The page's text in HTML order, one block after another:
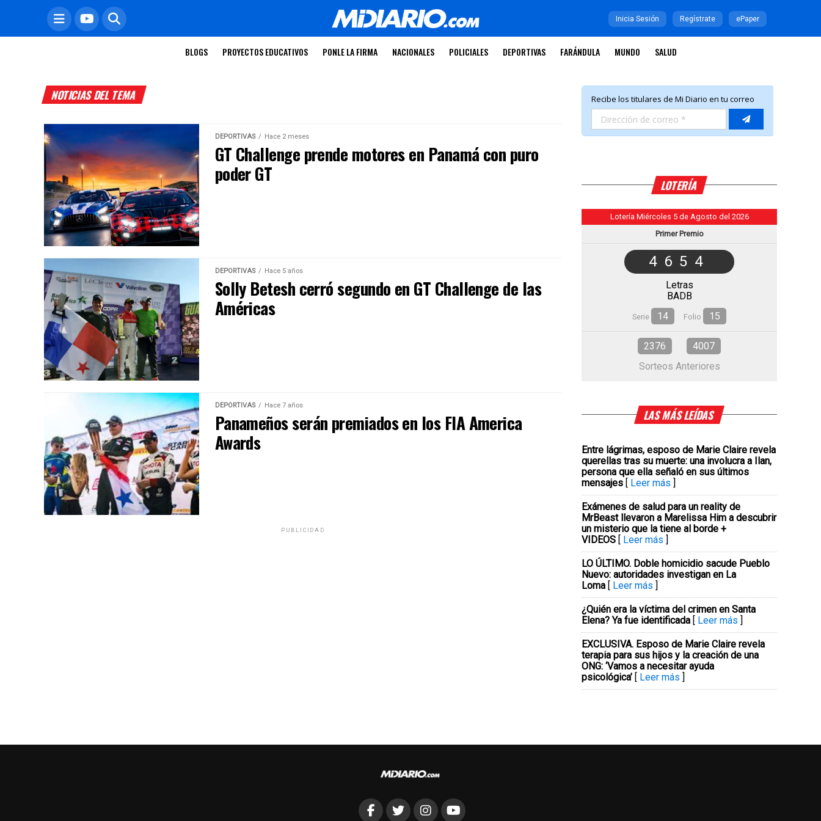
Inicia Sesión Regístrate ePaper
BLOGS PROYECTOS EDUCATIVOS PONLE LA FIRMA NACIONALES POLICIALES DEPORTIVAS FARÁNDULA MUNDO SALUD
NOTICIAS DEL TEMA
DEPORTIVAS Hace 2 meses
GT Challenge prende motores en Panamá con puro
poder GT
DEPORTIVAS Hace 5 años
Solly Betesh cerró segundo en GT Challenge de las
Américas
DEPORTIVAS Hace 7 años
Panameños serán premiados en los FIA America
Awards
PUBLICIDAD
LOTERÍA
Lotería Miércoles 5 de Agosto del 2026
Primer Premio
4654
Letras
BADB
Serie 14 Folio 15
2376
4007
Sorteos Anteriores
LAS MÁS LEÍDAS
Entre lágrimas, esposo de Marie Claire revela
querellas tras su muerte: una involucra a Ilan,
persona que ella señaló en sus últimos
mensajes [ Leer más ]
Exámenes de salud para un reality de
MrBeast llevaron a Marelissa Him a descubrir
un misterio que la tiene al borde +
VIDEOS [ Leer más ]
LO ÚLTIMO. Doble homicidio sacude Pueblo
Nuevo: autoridades investigan en La
Loma [ Leer más ]
¿Quién era la víctima del crimen en Santa
Elena? Ya fue identificada [ Leer más ]
EXCLUSIVA. Esposo de Marie Claire revela
terapia para sus hijos y la creación de una
ONG: ‘Vamos a necesitar ayuda
psicológica’ [ Leer más ]